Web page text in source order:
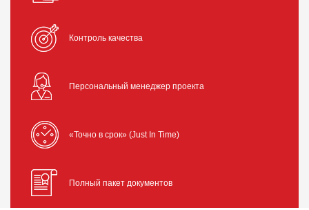
Контроль качества
Персональный менеджер проекта
«Точно в срок» (Just In Time)
Полный пакет документов